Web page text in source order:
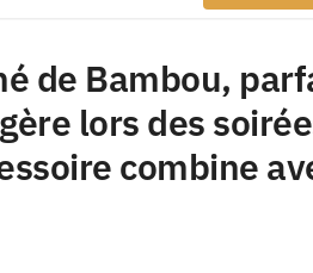
de Bambou,
lors des
combine